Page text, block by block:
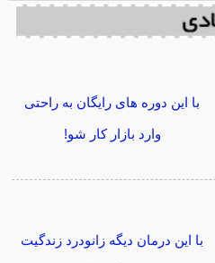
با این دوره های رایگان به راحتی
وارد بازار کار شو!
با این درمان دیگه زانودرد زندگیت